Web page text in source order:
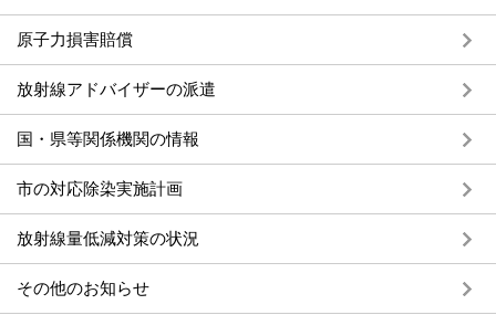
原子力損害賠償
放射線アドバイザーの派遣
国・県等関係機関の情報
市の対応除染実施計画
放射線量低減対策の状況
その他のお知らせ